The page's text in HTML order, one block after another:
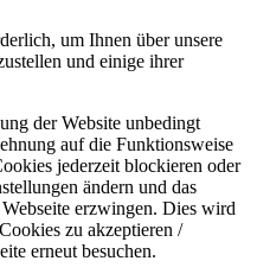
um Ihnen über unsere
und einige ihrer
der Website unbedingt
auf die Funktionsweise
jederzeit blockieren oder
ändern und das
erzwingen. Dies wird
zu akzeptieren /
erneut besuchen.